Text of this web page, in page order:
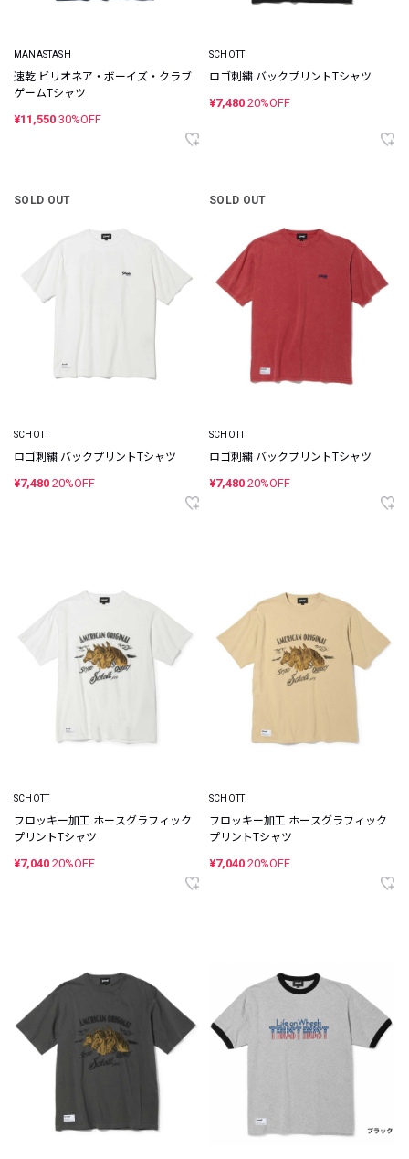
MANASTASH
速乾 ビリオネア・ボーイズ・クラブ
ゲームTシャツ
¥11,550 30%OFF
SCHOTT
ロゴ刺繍 バックプリントTシャツ
¥7,480 20%OFF
SOLD OUT
SCHOTT
ロゴ刺繍 バックプリントTシャツ
¥7,480 20%OFF
SOLD OUT
SCHOTT
ロゴ刺繍 バックプリントTシャツ
¥7,480 20%OFF
SCHOTT
フロッキー加工 ホースグラフィック
プリントTシャツ
¥7,040 20%OFF
SCHOTT
フロッキー加工 ホースグラフィック
プリントTシャツ
¥7,040 20%OFF